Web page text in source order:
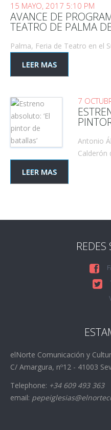
15 MAYO, 2017 5:10 PM
AVANCE DE
TEATRO DE PALMA
Palma, Feria de Teatro en el
LEER MAS
7
Antonio
Calderón
LEER MAS
REDES
elNorte Comunicación y
C/ Amargura, nº12 - 41003
Telephone: +34 609 493 363
email: